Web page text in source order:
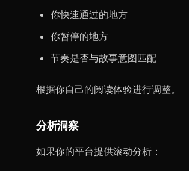
你快速通过的地方
你暂停的地方
节奏是否与故事意图匹配
根据你自己的阅读体验进行调整。
分析洞察
如果你的平台提供滚动分析：